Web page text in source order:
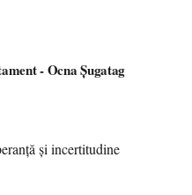
- Ocna Șugatag